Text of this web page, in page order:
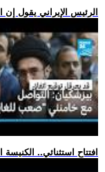
.. الرئيس الإيراني يقول
.. افتتاح استثنائي..